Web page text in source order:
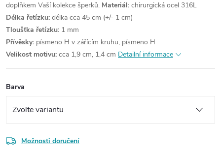
doplňkem Vaší kolekce šperků. Materiál: chirurgická ocel 316L
Délka řetízku: délka cca 45 cm (+/- 1 cm)
Tloušťka řetízku: 1 mm
Přívěsky: písmeno H v zářícím kruhu, písmeno H
Velikost motivu: cca 1,9 cm, 1,4 cm Detailní informace
Barva
Možnosti doručení